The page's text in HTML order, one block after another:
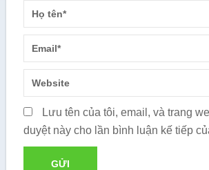
Lưu tên của tôi, email, và trang
duyệt này cho lần bình luận kế tiếp